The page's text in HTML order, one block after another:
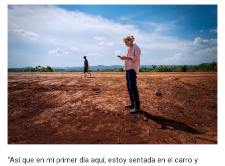
“Así que en mi primer día aquí, estoy sentada en el carro y